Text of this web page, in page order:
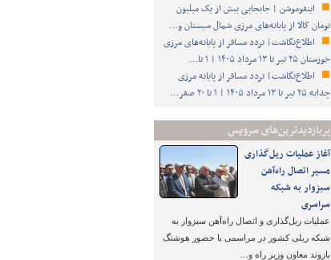
اینفوموشن | جابجایی بیش از یک میلیون
تومان کالا از پایانه‌های مرزی شمال سیستان و…
اطلاع‌نگاشت| تردد مسافر از پایانه‌های مرزی
خوزستان ۲۵ تیر تا ۱۳ مرداد ۱۴۰۵ | ۱ تا…
اطلاع‌نگاشت| تردد مسافر از پایانه‌ مرزی
چذابه ۲۵ تیر تا ۱۳ مرداد ۱۴۰۵ | ۱ تا ۲۰ صفر…
پربازدیدترین‌های سرویس
آغاز عملیات ریل‌گذاری
مسیر اتصال راه‌آهن
سبزوار به شبکه
سراسری
عملیات ریل‌گذاری و اتصال راه‌آهن سبزوار به
شبکه ریلی کشور در مراسمی با حضور هوشنگ
بازوند معاون وزیر راه و…